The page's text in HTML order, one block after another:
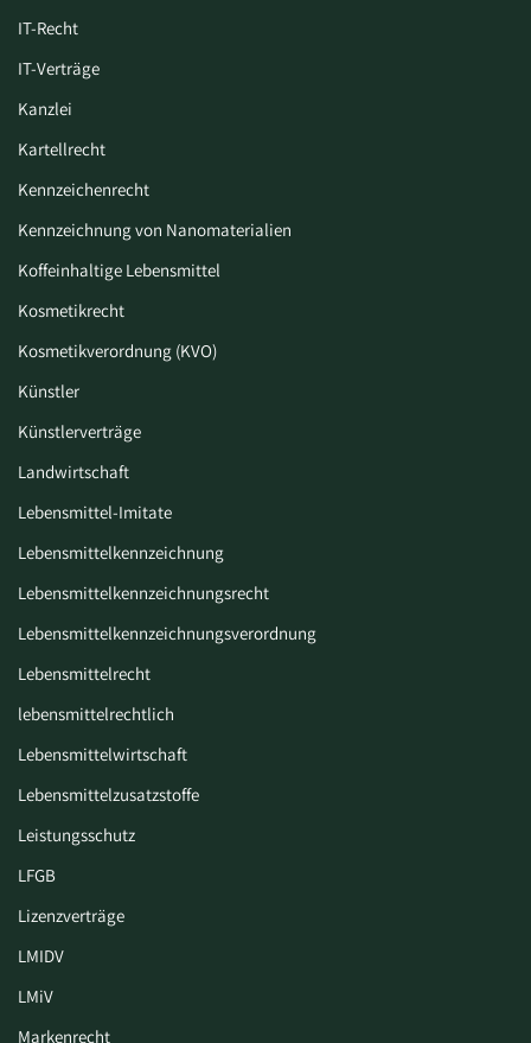
IT-Recht
IT-Verträge
Kanzlei
Kartellrecht
Kennzeichenrecht
Kennzeichnung von Nanomaterialien
Koffeinhaltige Lebensmittel
Kosmetikrecht
Kosmetikverordnung (KVO)
Künstler
Künstlerverträge
Landwirtschaft
Lebensmittel-Imitate
Lebensmittelkennzeichnung
Lebensmittelkennzeichnungsrecht
Lebensmittelkennzeichnungsverordnung
Lebensmittelrecht
lebensmittelrechtlich
Lebensmittelwirtschaft
Lebensmittelzusatzstoffe
Leistungsschutz
LFGB
Lizenzverträge
LMIDV
LMiV
Markenrecht